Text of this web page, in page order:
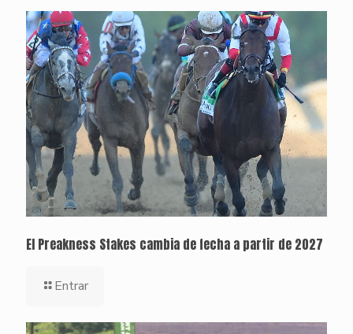
El Preakness Stakes cambia de fecha a partir de 2027
Entrar